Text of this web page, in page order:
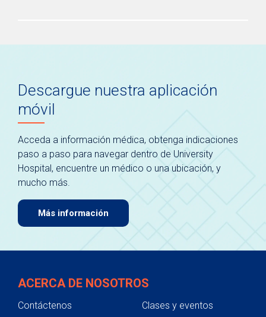
Descargue nuestra aplicación
móvil
Acceda a información médica, obtenga indicaciones
paso a paso para navegar dentro de University
Hospital, encuentre un médico o una ubicación, y
mucho más.
Más información
ACERCA DE NOSOTROS
Contáctenos
Clases y eventos